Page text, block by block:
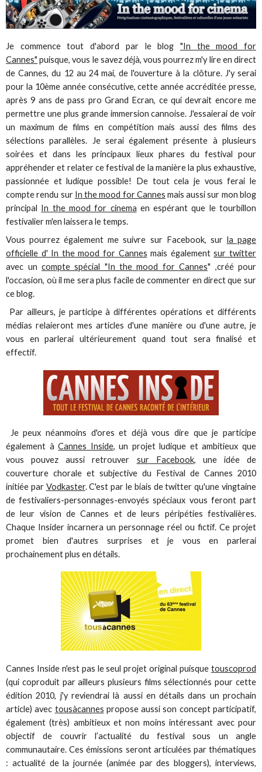
Je commence tout d'abord par le blog "In the mood for
Cannes" puisque, vous le savez déjà, vous pourrez m'y lire en direct
de Cannes, du 12 au 24 mai, de l'ouverture à la clôture. J'y serai
pour la 10ème année consécutive, cette année accréditée presse,
après 9 ans de pass pro Grand Ecran, ce qui devrait encore me
permettre une plus grande immersion cannoise. J'essaierai de voir
un maximum de films en compétition mais aussi des films des
sélections parallèles. Je serai également présente à plusieurs
soirées et dans les principaux lieux phares du festival pour
appréhender et relater ce festival de la manière la plus exhaustive,
passionnée et ludique possible! De tout cela je vous ferai le
compte rendu sur In the mood for Cannes mais aussi sur mon blog
principal In the mood for cinema en espérant que le tourbillon
festivalier m'en laissera le temps.
Vous pourrez également me suivre sur Facebook, sur la page
officielle d' In the mood for Cannes mais égalementsur twitter
avec un compte spécial "In the mood for Cannes" ,créé pour
l'occasion, où il me sera plus facile de commenter en direct que sur
ce blog.
Par ailleurs, je participe à différentes opérations et différents
médias relaieront mes articles d'une manière ou d'une autre, je
vous en parlerai ultérieurement quand tout sera finalisé et
effectif.
Je peux néanmoins d'ores et déjà vous dire que je participe
également àCannes Inside, un projet ludique et ambitieux que
vous pouvez aussi retrouver sur Facebook, une idée de
couverture chorale et subjective du Festival de Cannes 2010
initiée par Vodkaster. C'est par le biais de twitter qu'une vingtaine
de festivaliers-personnages-envoyés spéciaux vous feront part
de leur vision de Cannes et de leurs péripéties festivalières.
Chaque Insider incarnera un personnage réel ou fictif. Ce projet
promet bien d'autres surprises et je vous en parlerai
prochainement plus en détails.
Cannes Inside n'est pas le seul projet original puisque touscoprod
(qui coproduit par ailleurs plusieurs films sélectionnés pour cette
édition 2010, j'y reviendrai là aussi en détails dans un prochain
article) avec tousàcannes propose aussi son concept participatif,
également (très) ambitieux et non moins intéressant avec pour
objectif de couvrir l’actualité du festival sous un angle
communautaire. Ces émissions seront articulées par thématiques
: actualité de la journée (animée par des bloggers), interviews,